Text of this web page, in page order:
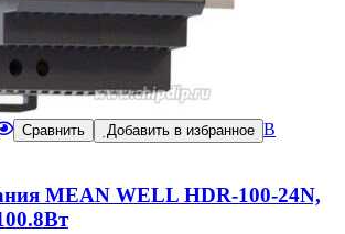
Сравнить Добавить в избранное В
MEAN WELL HDR-100-24N,